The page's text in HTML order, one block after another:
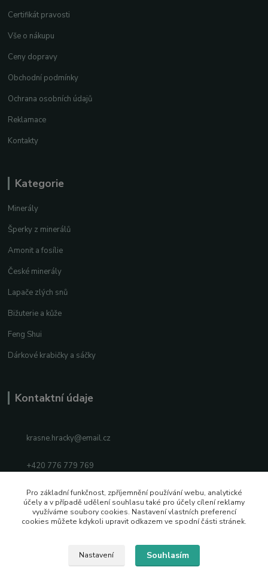
Certifikát pravosti
Vše o nákupu
Ceny dopravy
Obchodní podmínky
Ochrana osobních údajů
Reklamace
Kontakty
Kategorie
Minerály
Šperky z minerálů
Amonit a fosílie
České minerály
Lapače zlých snů
Bižuterie a kůže
Feng Shui
Dárkové krabičky a sáčky
Kontaktní údaje
krasne.hracky@email.cz
+420 776 779 769
Facebook
Instagram
Pro základní funkčnost, zpříjemnění používání webu, analytické
účely a v případě udělení souhlasu také pro účely cílení reklamy
využíváme soubory cookies. Nastavení vlastních preferencí
cookies můžete kdykoli upravit odkazem ve spodní části stránek.
Nastavení Souhlasím